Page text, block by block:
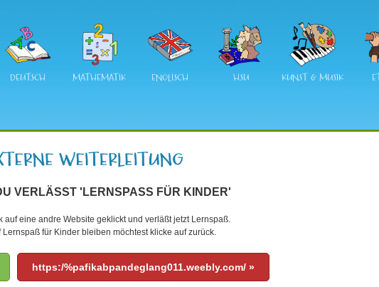
DEUTSCH MATHEMATIK ENGLISCH HSU KUNST & MUSIK
VERLÄSST 'LERNSPASS FÜR KINDER'
auf eine andre Website geklickt und verläßt jetzt Lernspaß.
Lernspaß für Kinder bleiben möchtest klicke auf zurück.
https:/%pafikabpandeglang011.weebly.com/ »